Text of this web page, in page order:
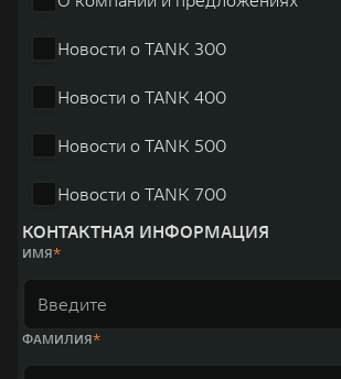
Новости о TANK 300
Новости о TANK 400
Новости о TANK 500
Новости о TANK 700
КОНТАКТНАЯ ИНФОРМАЦИЯ
ИМЯ
ФАМИЛИЯ